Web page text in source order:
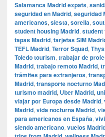
Salamanca Madrid expats,
seguridad en Madrid, seguridad
americanos, siesta, sorella,
student housing Madrid, student
tapas Madrid, tarjetas SIM
TEFL Madrid, Terror Squad,
Toledo tourism, trabajar de
Madrid, trabajo remoto Madrid,
trámites para extranjeros,
Madrid, transporte nocturno
turismo madrid, Uber Madrid,
viajar por Europa desde Madrid,
Madrid, vida nocturna Madrid,
para americanos en España,
siendo americano, vuelos